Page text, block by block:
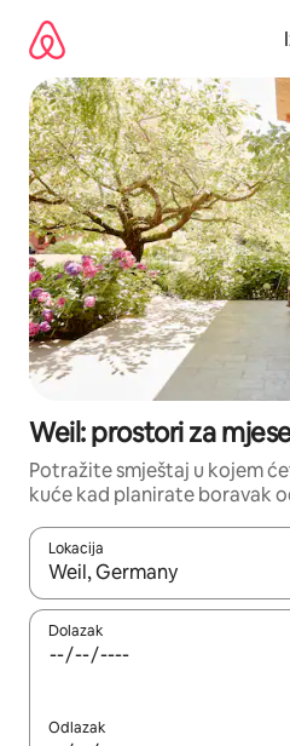
sadržaj
Weil: prostori za
Potražite smještaj u kojem
kuće kad planirate boravak
Lokacija
Kada budu dostupni rezultati,
Dolazak
Odlazak